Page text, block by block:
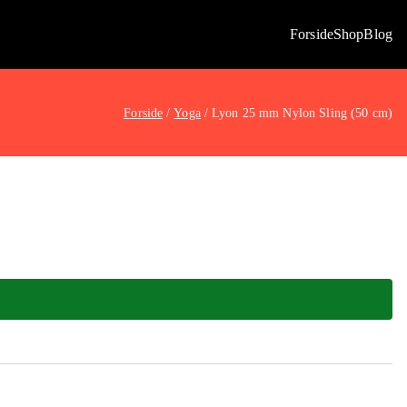
ForsideShopBlog
Forside Yoga Lyon 25 mm Nylon Sling (50 cm)